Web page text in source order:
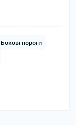
пороги